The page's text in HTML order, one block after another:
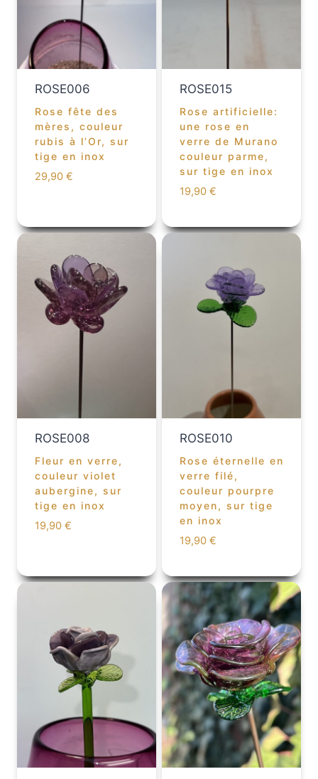
ROSE006
Rose fête des
mères, couleur
rubis à l’Or, sur
tige en inox
29,90 €
ROSE015
Rose artificielle:
une rose en
verre de Murano
couleur parme,
sur tige en inox
19,90 €
ROSE008
Fleur en verre,
couleur violet
aubergine, sur
tige en inox
19,90 €
ROSE010
Rose éternelle en
verre filé,
couleur pourpre
moyen, sur tige
en inox
19,90 €